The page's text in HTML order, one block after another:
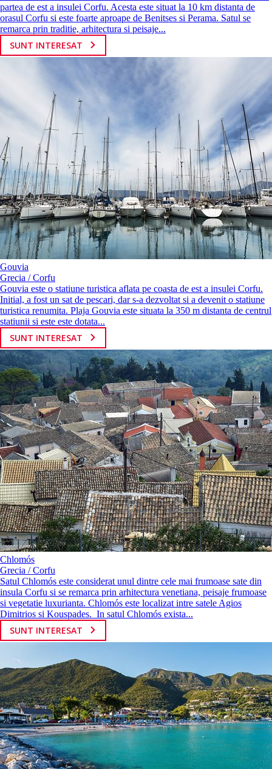
partea de est a insulei Corfu. Acesta este situat la 10 km distanta de
orasul Corfu si este foarte aproape de Benitses si Perama. Satul se
remarca prin traditie, arhitectura si peisaje...
SUNT INTERESAT
Gouvia
Grecia / Corfu
Gouvia este o statiune turistica aflata pe coasta de est a insulei Corfu.
Initial, a fost un sat de pescari, dar s-a dezvoltat si a devenit o statiune
turistica renumita. Plaja Gouvia este situata la 350 m distanta de centrul
statiunii si este este dotata...
SUNT INTERESAT
Chlomós
Grecia / Corfu
Satul Chlomós este considerat unul dintre cele mai frumoase sate din
insula Corfu si se remarca prin arhitectura venetiana, peisaje frumoase
si vegetatie luxurianta. Chlomós este localizat intre satele Agios
Dimitrios si Kouspades. In satul Chlomós exista...
SUNT INTERESAT